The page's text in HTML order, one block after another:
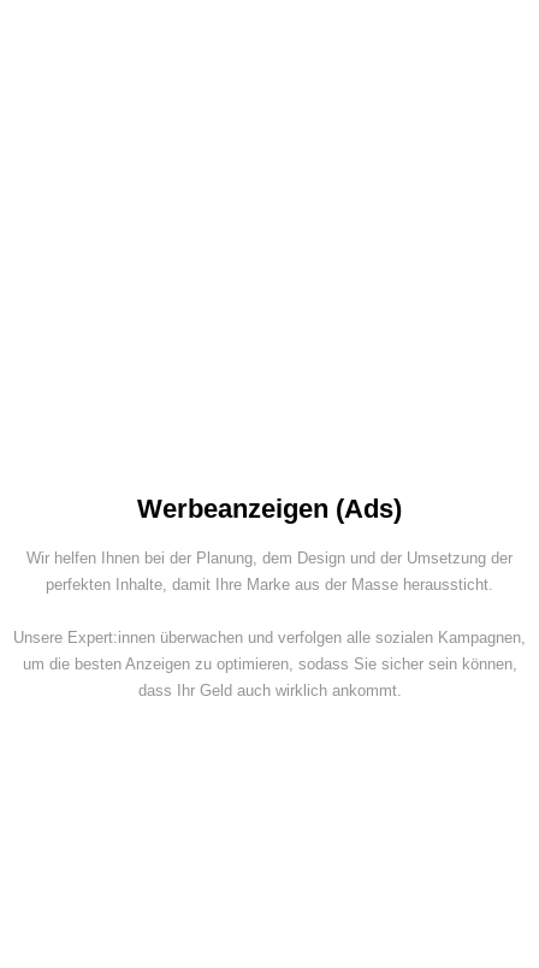
Werbeanzeigen (Ads)
Wir helfen Ihnen bei der Planung, dem Design und der Umsetzung der
perfekten Inhalte, damit Ihre Marke aus der Masse heraussticht.
Unsere Expert:innen überwachen und verfolgen alle sozialen Kampagnen,
um die besten Anzeigen zu optimieren, sodass Sie sicher sein können,
dass Ihr Geld auch wirklich ankommt.